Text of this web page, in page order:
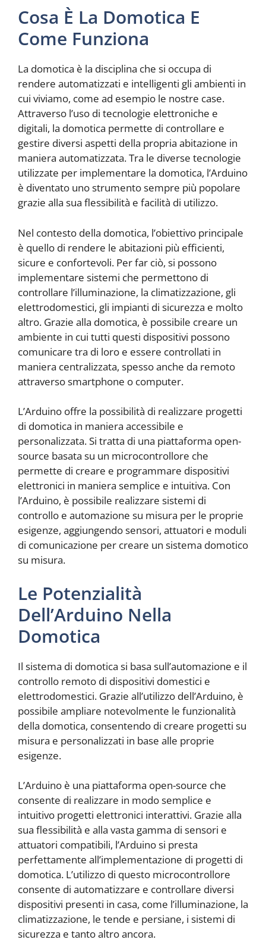
Cosa È La Domotica E
Come Funziona
La domotica è la disciplina che si occupa di
rendere automatizzati e intelligenti gli ambienti in
cui viviamo, come ad esempio le nostre case.
Attraverso l’uso di tecnologie elettroniche e
digitali, la domotica permette di controllare e
gestire diversi aspetti della propria abitazione in
maniera automatizzata. Tra le diverse tecnologie
utilizzate per implementare la domotica, l’Arduino
è diventato uno strumento sempre più popolare
grazie alla sua flessibilità e facilità di utilizzo.
Nel contesto della domotica, l’obiettivo principale
è quello di rendere le abitazioni più efficienti,
sicure e confortevoli. Per far ciò, si possono
implementare sistemi che permettono di
controllare l’illuminazione, la climatizzazione, gli
elettrodomestici, gli impianti di sicurezza e molto
altro. Grazie alla domotica, è possibile creare un
ambiente in cui tutti questi dispositivi possono
comunicare tra di loro e essere controllati in
maniera centralizzata, spesso anche da remoto
attraverso smartphone o computer.
L’Arduino offre la possibilità di realizzare progetti
di domotica in maniera accessibile e
personalizzata. Si tratta di una piattaforma open-
source basata su un microcontrollore che
permette di creare e programmare dispositivi
elettronici in maniera semplice e intuitiva. Con
l’Arduino, è possibile realizzare sistemi di
controllo e automazione su misura per le proprie
esigenze, aggiungendo sensori, attuatori e moduli
di comunicazione per creare un sistema domotico
su misura.
Le Potenzialità
Dell’Arduino Nella
Domotica
Il sistema di domotica si basa sull’automazione e il
controllo remoto di dispositivi domestici e
elettrodomestici. Grazie all’utilizzo dell’Arduino, è
possibile ampliare notevolmente le funzionalità
della domotica, consentendo di creare progetti su
misura e personalizzati in base alle proprie
esigenze.
L’Arduino è una piattaforma open-source che
consente di realizzare in modo semplice e
intuitivo progetti elettronici interattivi. Grazie alla
sua flessibilità e alla vasta gamma di sensori e
attuatori compatibili, l’Arduino si presta
perfettamente all’implementazione di progetti di
domotica. L’utilizzo di questo microcontrollore
consente di automatizzare e controllare diversi
dispositivi presenti in casa, come l’illuminazione, la
climatizzazione, le tende e persiane, i sistemi di
sicurezza e tanto altro ancora.